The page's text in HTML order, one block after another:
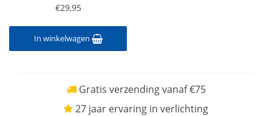
€29,95
In winkelwagen
Gratis verzending vanaf €75
27 jaar ervaring in verlichting